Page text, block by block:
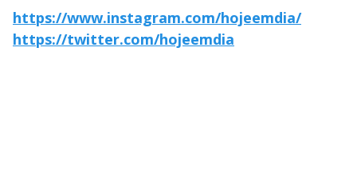
https://www.instagram.com/hojeemdia/
https://twitter.com/hojeemdia